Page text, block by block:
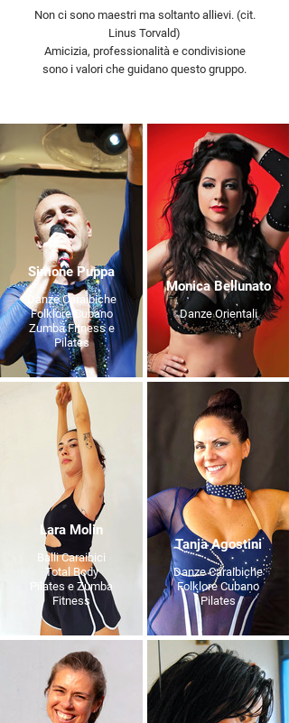
Non ci sono maestri ma soltanto allievi. (cit.
Linus Torvald)
Amicizia, professionalità e condivisione
sono i valori che guidano questo gruppo.
Simone Puppa
Danze Caraibiche
Folklore Cubano
Zumba Fitness e
Pilates
Monica Bellunato
Danze Orientali
Lara Molin
Balli Caraibici
Total Body
Pilates e Zumba
Fitness
Tanja Agostini
Danze Caraibiche
Folklore Cubano
Pilates